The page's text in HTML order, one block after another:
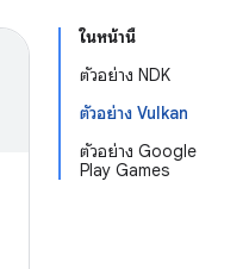
ในหน้านี้
ตัวอย่าง NDK
ตัวอย่าง Vulkan
ตัวอย่าง Google
Play Games